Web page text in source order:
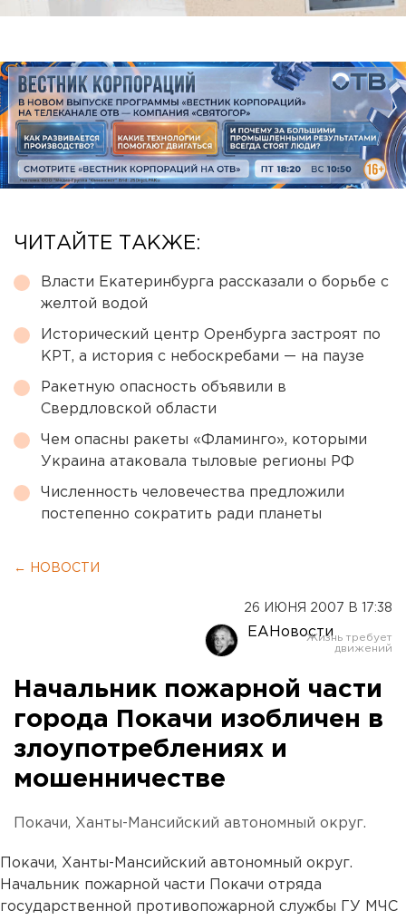
ЧИТАЙТЕ ТАКЖЕ:
Власти Екатеринбурга рассказали о борьбе с
желтой водой
Исторический центр Оренбурга застроят по
КРТ, а история с небоскребами — на паузе
Ракетную опасность объявили в
Свердловской области
Чем опасны ракеты «Фламинго», которыми
Украина атаковала тыловые регионы РФ
Численность человечества предложили
постепенно сократить ради планеты
← НОВОСТИ
26 ИЮНЯ 2007 В 17:38
ЕАНовости
Начальник пожарной части
города Покачи изобличен в
злоупотреблениях и
мошенничестве
Покачи, Ханты-Мансийский автономный округ.
Покачи, Ханты-Мансийский автономный округ.
Начальник пожарной части Покачи отряда
государственной противопожарной службы ГУ МЧС